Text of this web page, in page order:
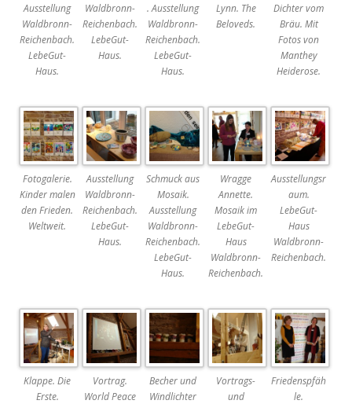
Ausstellung
Waldbronn-
Reichenbach.
LebeGut-
Haus.
Waldbronn-
Reichenbach.
LebeGut-
Haus.
. Ausstellung
Waldbronn-
Reichenbach.
LebeGut-
Haus.
Lynn. The
Beloveds.
Dichter vom
Bräu. Mit
Fotos von
Manthey
Heiderose.
Fotogalerie.
Kinder malen
den Frieden.
Weltweit.
Ausstellung
Waldbronn-
Reichenbach.
LebeGut-
Haus.
Schmuck aus
Mosaik.
Ausstellung
Waldbronn-
Reichenbach.
LebeGut-
Haus.
Wragge
Annette.
Mosaik im
LebeGut-
Haus
Waldbronn-
Reichenbach.
Ausstellungsr
aum.
LebeGut-
Haus
Waldbronn-
Reichenbach.
Klappe. Die
Erste.
Vortrag.
World Peace
Becher und
Windlichter
Vortrags-
und
Friedenspfäh
le.